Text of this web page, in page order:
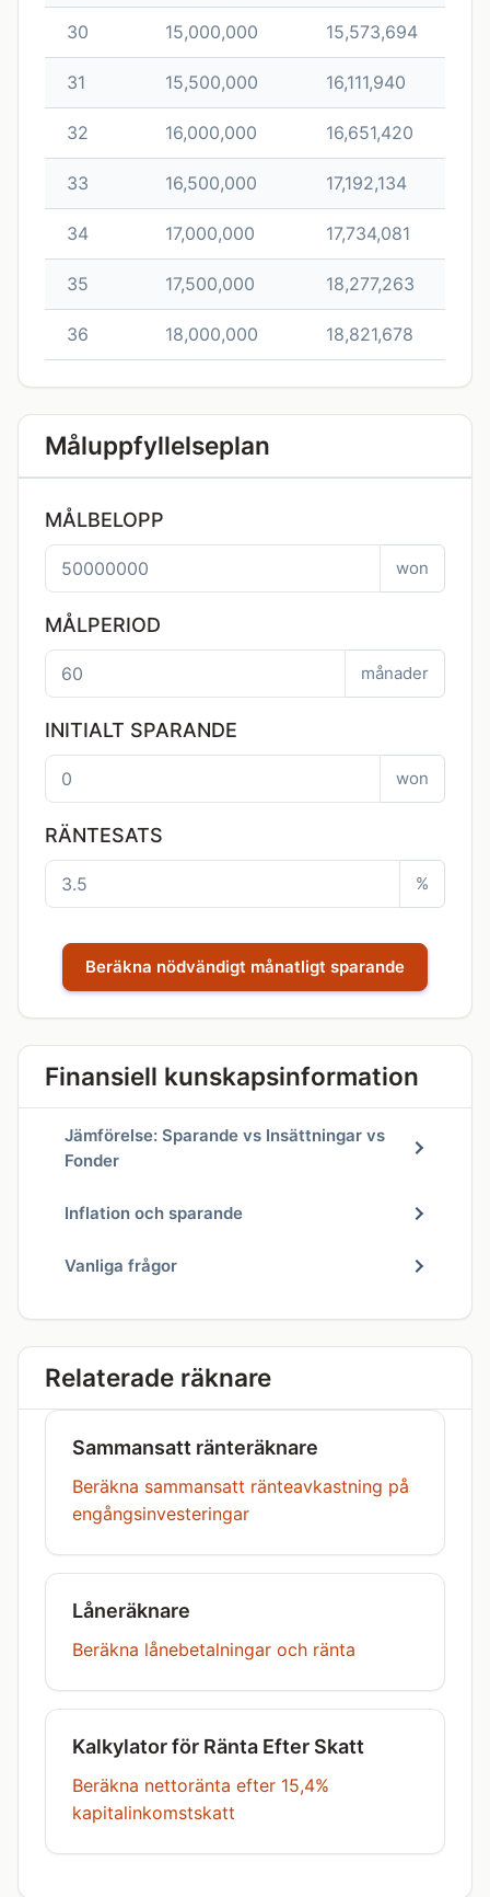
30 15,000,000 15,573,694
31 15,500,000 16,111,940
32 16,000,000 16,651,420
33 16,500,000 17,192,134
34 17,000,000 17,734,081
35 17,500,000 18,277,263
36 18,000,000 18,821,678
Måluppfyllelseplan
MÅLBELOPP
won
MÅLPERIOD
månader
INITIALT SPARANDE
won
RÄNTESATS
%
Beräkna nödvändigt månatligt sparande
Finansiell kunskapsinformation
Jämförelse: Sparande vs Insättningar vs
Fonder
Inflation och sparande
Vanliga frågor
Relaterade räknare
Sammansatt ränteräknare
Beräkna sammansatt ränteavkastning på
engångsinvesteringar
Låneräknare
Beräkna lånebetalningar och ränta
Kalkylator för Ränta Efter Skatt
Beräkna nettoränta efter 15,4%
kapitalinkomstskatt